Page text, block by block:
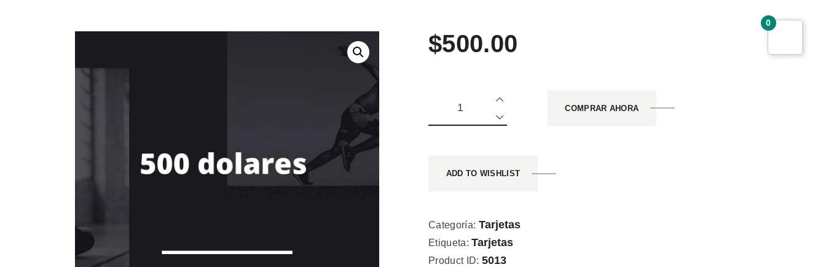
$500.00
COMPRAR AHORA
ADD TO WISHLIST
Categoría: Tarjetas
Etiqueta:Tarjetas
Product ID: 5013
0